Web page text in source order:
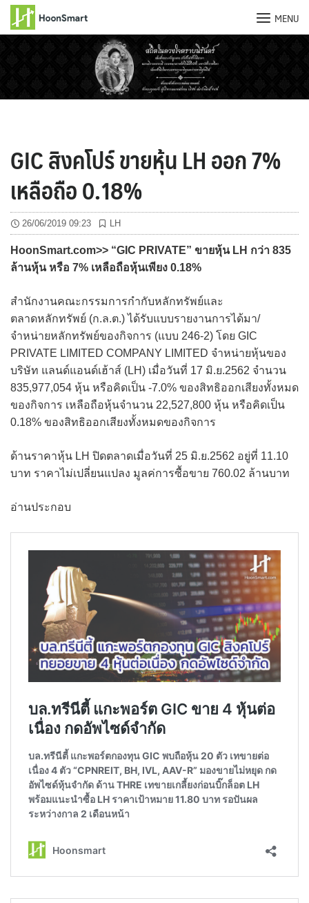
MENU
GIC สิงคโปร์ ขายหุ้น LH ออก 7%
เหลือถือ 0.18%
26/06/2019 09:23 LH
HoonSmart.com>> “GIC PRIVATE” ขายหุ้น LH กว่า 835
ล้านหุ้น หรือ 7% เหลือถือหุ้นเพียง 0.18%
สำนักงานคณะกรรมการกำกับหลักทรัพย์และ
ตลาดหลักทรัพย์ (ก.ล.ต.) ได้รับแบบรายงานการได้มา/
จำหน่ายหลักทรัพย์ของกิจการ (แบบ 246-2) โดย GIC
PRIVATE LIMITED COMPANY LIMITED จำหน่ายหุ้นของ
บริษัท แลนด์แอนด์เฮ้าส์ (LH) เมื่อวันที่ 17 มิ.ย.2562 จำนวน
835,977,054 หุ้น หรือคิดเป็น -7.0% ของสิทธิออกเสียงทั้งหมด
ของกิจการ เหลือถือหุ้นจำนวน 22,527,800 หุ้น หรือคิดเป็น
0.18% ของสิทธิออกเสียงทั้งหมดของกิจการ
ด้านราคาหุ้น LH ปิดตลาดเมื่อวันที่ 25 มิ.ย.2562 อยู่ที่ 11.10
บาท ราคาไม่เปลี่ยนแปลง มูลค่การซื้อขาย 760.02 ล้านบาท
อ่านประกอบ